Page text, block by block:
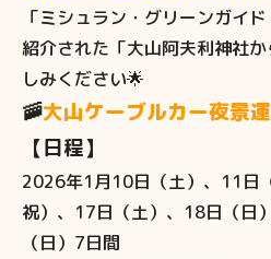
「ミシュラン・グリーンガイ
紹介された「大山阿夫利神社
しみください🌟
🚠大山ケーブルカー夜景
【日程】
2026年1月10日（土）、11日
祝）、17日（土）、18日（日
（日）7日間